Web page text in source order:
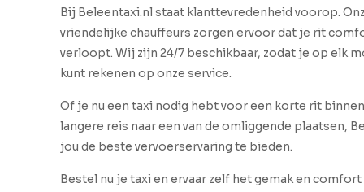
Bij Beleentaxi.nl staat klanttevredenheid voorop.
vriendelijke chauffeurs zorgen ervoor dat je rit
verloopt. Wij zijn 24/7 beschikbaar, zodat je op elk
kunt rekenen op onze service.
Of je nu een taxi nodig hebt voor een korte rit
langere reis naar een van de omliggende plaatsen,
jou de beste vervoerservaring te bieden.
Bestel nu je taxi en ervaar zelf het gemak en comfort